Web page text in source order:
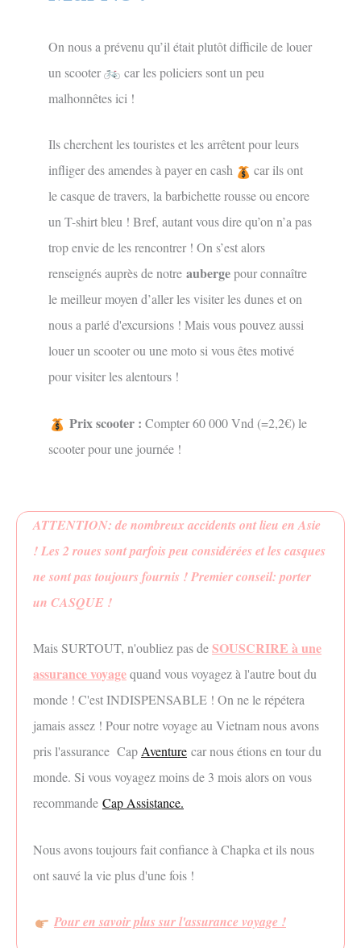
On nous a prévenu qu’il était plutôt difficile de louer
un scooter
car les policiers sont un peu
malhonnêtes ici !
Ils cherchent les touristes et les arrêtent pour leurs
infliger des amendes à payer en cash
car ils ont
le casque de travers, la barbichette rousse ou encore
un T-shirt bleu ! Bref, autant vous dire qu’on n’a pas
trop envie de les rencontrer ! On s’est alors
renseignés auprès de notre aubergepour connaître
le meilleur moyen d’aller les visiter les dunes et on
nous a parlé d'excursions ! Mais vous pouvez aussi
louer un scooter ou une moto si vous êtes motivé
pour visiter les alentours !
Prix scooter : Compter 60 000 Vnd (=2,2€) le
scooter pour une journée !
ATTENTION: de nombreux accidents ont lieu en Asie
! Les 2 roues sont parfois peu considérées et les casques
ne sont pas toujours fournis ! Premier conseil: porter
un CASQUE !
Mais SURTOUT, n'oubliez pas deSOUSCRIRE à une
assurance voyagequand vous voyagez à l'autre bout du
monde ! C'est INDISPENSABLE ! On ne le répétera
jamais assez ! Pour notre voyage au Vietnam nous avons
pris l'assurance CapAventure car nous étions en tour du
monde. Si vous voyagez moins de 3 mois alors on vous
recommande Cap Assistance.
Nous avons toujours fait confiance à Chapka et ils nous
ont sauvé la vie plus d'une fois !
Pour en savoir plus sur l'assurance voyage !